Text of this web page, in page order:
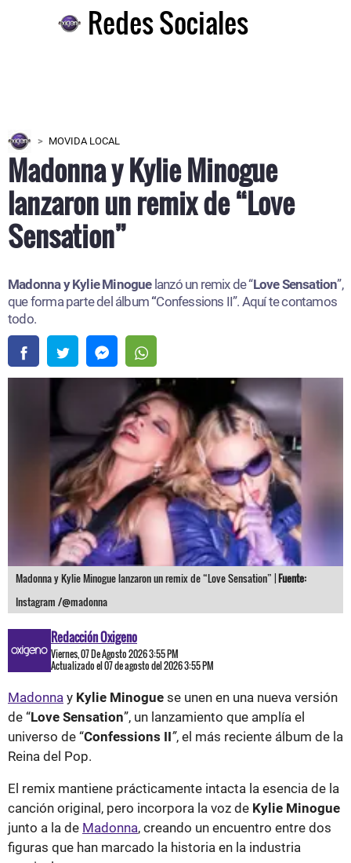
Redes Sociales
MOVIDA LOCAL
Madonna y Kylie Minogue
lanzaron un remix de “Love
Sensation”
Madonna y Kylie Minogue lanzó un remix de “Love Sensation”,
que forma parte del álbum “Confessions II”. Aquí te contamos
todo.
Madonna y Kylie Minogue lanzaron un remix de “Love Sensation” |Fuente:
Instagram /@madonna
Redacción Oxigeno
Viernes, 07 De Agosto 2026 3:55 PM
Actualizado el 07 de agosto del 2026 3:55 PM
Madonna y Kylie Minogue se unen en una nueva versión
de “Love Sensation”, un lanzamiento que amplía el
universo de “Confessions II”, el más reciente álbum de la
Reina del Pop.
El remix mantiene prácticamente intacta la esencia de la
canción original, pero incorpora la voz de Kylie Minogue
junto a la de Madonna, creando un encuentro entre dos
figuras que han marcado la historia en la industria